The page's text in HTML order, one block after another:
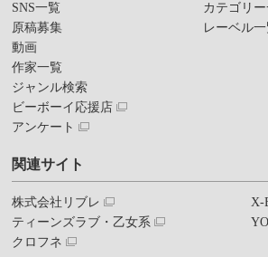
SNS一覧
原稿募集
動画
作家一覧
ジャンル検索
ビーボーイ応援店
アンケート
カテゴリ
レーベル
関連サイト
株式会社リブレ
ティーンズラブ・乙女系
クロフネ
X-